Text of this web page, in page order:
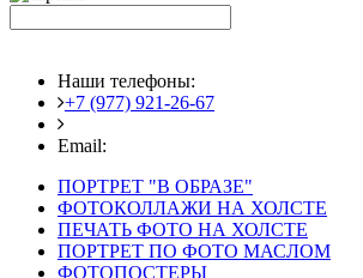
Наши телефоны:
+7 (977) 921-26-67
Email:
ПОРТРЕТ "В ОБРАЗЕ"
ФОТОКОЛЛАЖИ НА ХОЛСТЕ
ПЕЧАТЬ ФОТО НА ХОЛСТЕ
ПОРТРЕТ ПО ФОТО МАСЛОМ
ФОТОПОСТЕРЫ